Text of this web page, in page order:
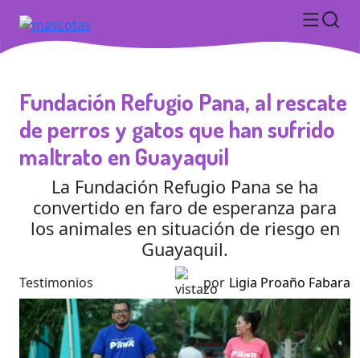
Fundación Refugio Pana, al rescate
de perros y gatos que han sufrido
maltrato en Guayaquil
La Fundación Refugio Pana se ha
convertido en faro de esperanza para
los animales en situación de riesgo en
Guayaquil.
Testimonios por Ligia Proaño Fabara